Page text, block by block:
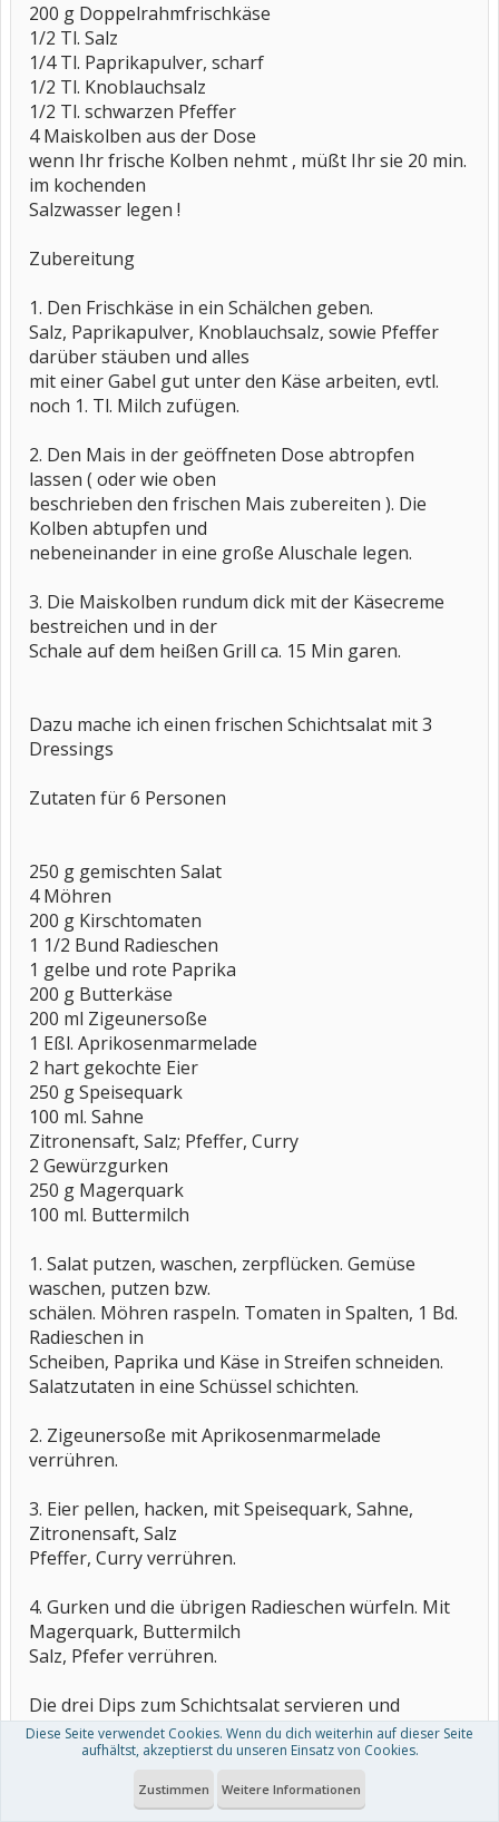
200 g Doppelrahmfrischkäse
1/2 Tl. Salz
1/4 Tl. Paprikapulver, scharf
1/2 Tl. Knoblauchsalz
1/2 Tl. schwarzen Pfeffer
4 Maiskolben aus der Dose
wenn Ihr frische Kolben nehmt , müßt Ihr sie 20 min.
im kochenden
Salzwasser legen !
Zubereitung
1. Den Frischkäse in ein Schälchen geben.
Salz, Paprikapulver, Knoblauchsalz, sowie Pfeffer
darüber stäuben und alles
mit einer Gabel gut unter den Käse arbeiten, evtl.
noch 1. Tl. Milch zufügen.
2. Den Mais in der geöffneten Dose abtropfen
lassen ( oder wie oben
beschrieben den frischen Mais zubereiten ). Die
Kolben abtupfen und
nebeneinander in eine große Aluschale legen.
3. Die Maiskolben rundum dick mit der Käsecreme
bestreichen und in der
Schale auf dem heißen Grill ca. 15 Min garen.
Dazu mache ich einen frischen Schichtsalat mit 3
Dressings
Zutaten für 6 Personen
250 g gemischten Salat
4 Möhren
200 g Kirschtomaten
1 1/2 Bund Radieschen
1 gelbe und rote Paprika
200 g Butterkäse
200 ml Zigeunersoße
1 Eßl. Aprikosenmarmelade
2 hart gekochte Eier
250 g Speisequark
100 ml. Sahne
Zitronensaft, Salz; Pfeffer, Curry
2 Gewürzgurken
250 g Magerquark
100 ml. Buttermilch
1. Salat putzen, waschen, zerpflücken. Gemüse
waschen, putzen bzw.
schälen. Möhren raspeln. Tomaten in Spalten, 1 Bd.
Radieschen in
Scheiben, Paprika und Käse in Streifen schneiden.
Salatzutaten in eine Schüssel schichten.
2. Zigeunersoße mit Aprikosenmarmelade
verrühren.
3. Eier pellen, hacken, mit Speisequark, Sahne,
Zitronensaft, Salz
Pfeffer, Curry verrühren.
4. Gurken und die übrigen Radieschen würfeln. Mit
Magerquark, Buttermilch
Salz, Pfefer verrühren.
Die drei Dips zum Schichtsalat servieren und
GUTEN APPETIT wünscht Euch
Diese Seite verwendet Cookies. Wenn du dich weiterhin auf dieser Seite
aufhältst, akzeptierst du unseren Einsatz von Cookies.
Zustimmen Weitere Informationen